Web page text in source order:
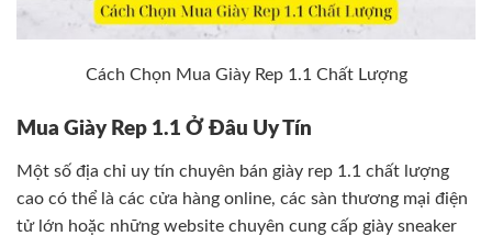
Cách Chọn Mua Giày Rep 1.1 Chất Lượng
Mua Giày Rep 1.1 Ở Đâu Uy Tín
Một số địa chỉ uy tín chuyên bán giày rep 1.1 chất lượng
cao có thể là các cửa hàng online, các sàn thương mại điện
tử lớn hoặc những website chuyên cung cấp giày sneaker